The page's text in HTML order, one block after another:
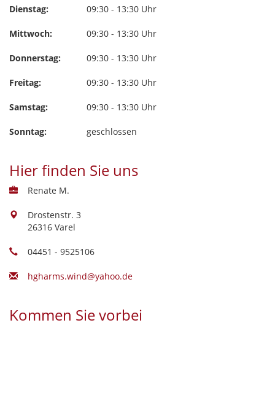
Dienstag: 09:30 - 13:30 Uhr
Mittwoch: 09:30 - 13:30 Uhr
Donnerstag: 09:30 - 13:30 Uhr
Freitag: 09:30 - 13:30 Uhr
Samstag: 09:30 - 13:30 Uhr
Sonntag: geschlossen
Hier finden Sie uns
Renate M.
Drostenstr. 3
26316 Varel
04451 - 9525106
hgharms.wind@yahoo.de
Kommen Sie vorbei